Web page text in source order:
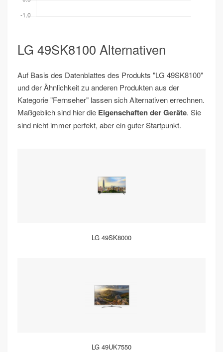
LG 49SK8100 Alternativen
Auf Basis des Datenblattes des Produkts "LG 49SK8100"
und der Ähnlichkeit zu anderen Produkten aus der
Kategorie "Fernseher" lassen sich Alternativen errechnen.
Maßgeblich sind hier die Eigenschaften der Geräte. Sie
sind nicht immer perfekt, aber ein guter Startpunkt.
LG 49SK8000
LG 49UK7550